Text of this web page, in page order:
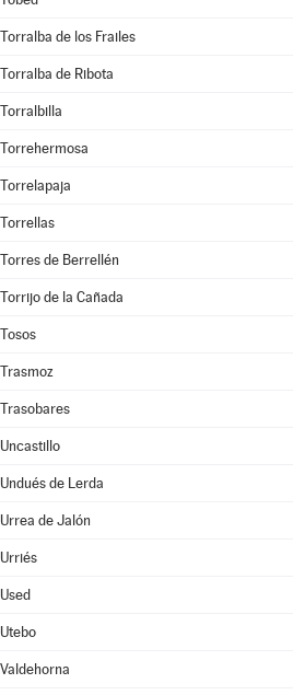
Torralba de los Frailes
Torralba de Ribota
Torralbilla
Torrehermosa
Torrelapaja
Torrellas
Torres de Berrellén
Torrijo de la Cañada
Tosos
Trasmoz
Trasobares
Uncastillo
Undués de Lerda
Urrea de Jalón
Urriés
Used
Utebo
Valdehorna